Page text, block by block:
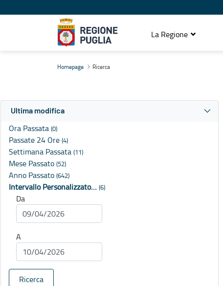
La Regione
Homepage Ricerca
Ultima modifica
Ora Passata (0)
Passate 24 Ore (4)
Settimana Passata (11)
Mese Passato (52)
Anno Passato (642)
Intervallo Personalizzato… (6)
Da
A
Ricerca